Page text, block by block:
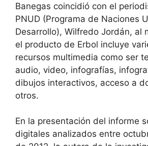
Banegas coincidió con el
PNUD (Programa de Naciones
Desarrollo), Wilfredo Jordán, al
el producto de Erbol incluye
recursos multimedia como ser
audio, video, infografías,
dibujos interactivos, acceso a
otros.
En la presentación del informe
digitales analizados entre